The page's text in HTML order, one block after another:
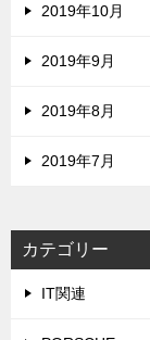
2019年10月
2019年9月
2019年8月
2019年7月
カテゴリー
IT関連